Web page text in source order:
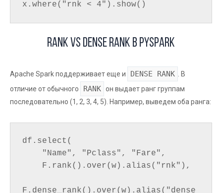
RANK vs DENSE RANK в PySpark
Apache Spark поддерживает еще и DENSE RANK . В
отличие от обычного
RANK он выдает ранг группам
последовательно (1, 2, 3, 4, 5). Например, выведем оба ранга:
df.select(
F.dense_rank().over(w).alias("dense